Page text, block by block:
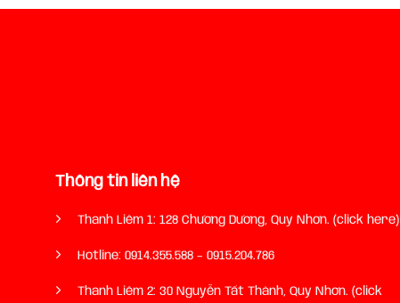
Thông tin liên hệ
Thanh Liêm 1: 128 Chương Dương, Quy Nhơn. (click here)
Hotline: 0914.355.588 – 0915.204.786
Thanh Liêm 2: 30 Nguyễn Tất Thành, Quy Nhơn. (click